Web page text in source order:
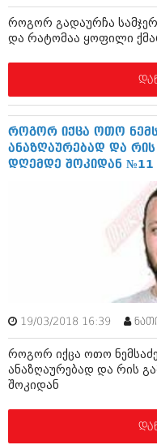
მარტი 2012
თებერვალი 2012
იანვარი 2012
ნოემბერი 2011
ოქტომბერი 2011
აგვისტო 2011
ივლისი 2011
ივნისი 2011
აპრილი 2011
მარტი 2011
თებერვალი 2011
იანვარი 2011
დეკემბერი 2010
ნოემბერი 2010
ოქტომბერი 2010
სექტემბერი 2010
აგვისტო 2010
ივლისი 2010
ივნისი 2010
მარტი 2010
როგორ გადაურჩა
და რატომაა ყოფილი
როგორ იქცა ოთო
ანაზღაურებად და
დღემდე შოკიდან №11
19/03/2018 16:39
როგორ იქცა ოთო
ანაზღაურებად და რის
შოკიდან